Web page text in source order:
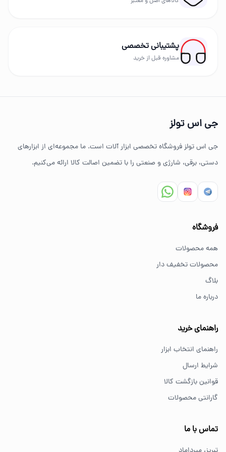
برندهای حرفه‌ای عرضه می‌شود.
ضمانت اصالت کالا
ارسال سریع به سراسر ایران
مشاوره تخصصی خرید ابزار
برای کارهای خانگی معمولاً ابزارهای سبک مانند دریل شارژی،
از کجا ابزار اصل بخریم؟
پشتیبانی تخصصی
مشاوره قبل از خرید
جی اس تولز
جی اس تولز فروشگاه تخصصی ابزار آلات است. ما مجموعه‌ای از ابزارهای
دستی، برقی، شارژی و صنعتی را با تضمین اصالت کالا ارائه می‌کنیم.
فروشگاه
همه محصولات
محصولات تخفیف دار
بلاگ
درباره ما
راهنمای خرید
راهنمای انتخاب ابزار
شرایط ارسال
قوانین بازگشت کالا
گارانتی محصولات
تماس با ما